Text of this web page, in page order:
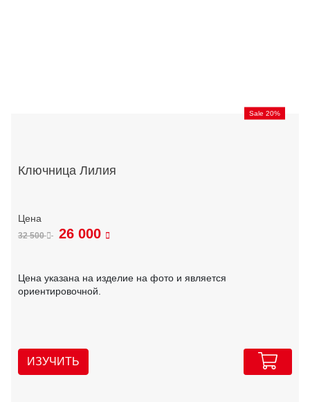
Sale 20%
Ключница Лилия
32 500 26 000
Цена указана на изделие на фото и является
ориентировочной.
ИЗУЧИТЬ